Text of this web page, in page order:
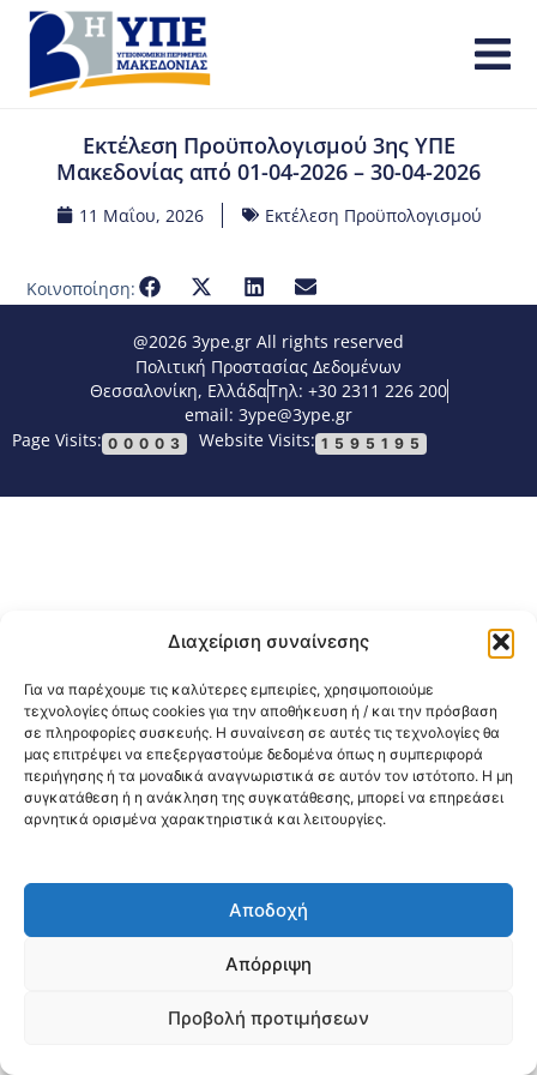
Διαχείριση συναίνεσης
Για να παρέχουμε τις καλύτερες εμπειρίες, χρησιμοποιούμε
τεχνολογίες όπως cookies για την αποθήκευση ή / και την πρόσβαση
σε πληροφορίες συσκευής. Η συναίνεση σε αυτές τις τεχνολογίες θα
μας επιτρέψει να επεξεργαστούμε δεδομένα όπως η συμπεριφορά
περιήγησης ή τα μοναδικά αναγνωριστικά σε αυτόν τον ιστότοπο. Η μη
συγκατάθεση ή η ανάκληση της συγκατάθεσης, μπορεί να επηρεάσει
αρνητικά ορισμένα χαρακτηριστικά και λειτουργίες.
Αποδοχή
Απόρριψη
Προβολή προτιμήσεων
Εκτέλεση Προϋπολογισμού 3ης ΥΠΕ
Μακεδονίας από 01-04-2026 – 30-04-2026
11 Μαΐου, 2026 Εκτέλεση Προϋπολογισμού
Κοινοποίηση:
@2026 3ype.gr All rights reserved
Πολιτική Προστασίας Δεδομένων
Θεσσαλονίκη, ΕλλάδαΤηλ: +30 2311 226 200
email: 3ype@3ype.gr
Page Visits: 00003 Website Visits: 1595195